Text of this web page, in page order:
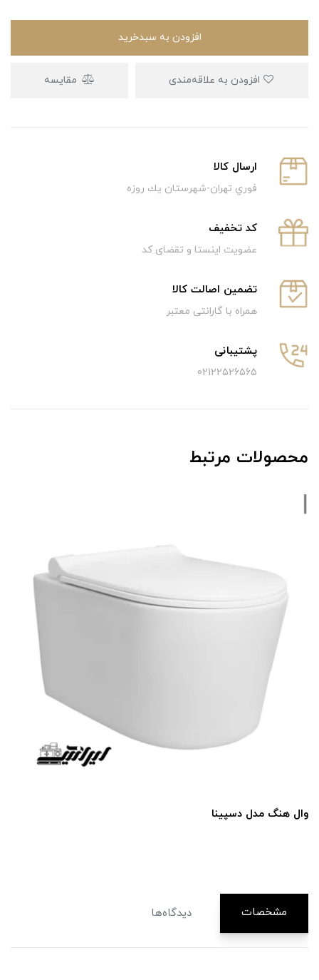
افزودن به سبدخرید
مقایسه
ارسال كالا
فوري تهران-شهرستان يك روزه
كد تخفيف
عضویت اینستا و تقضای کد
تضمین اصالت کالا
همراه با گارانتی معتبر
پشتیبانی
02122526565
محصولات مرتبط
وال هنگ مدل دسپینا
مشخصات دیدگاه‌ها